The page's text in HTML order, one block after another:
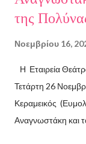
της
Νοεμβρίου 16,
Η Εταιρεία
Τετάρτη 26
Κεραμεικός
Αναγνωστάκη και